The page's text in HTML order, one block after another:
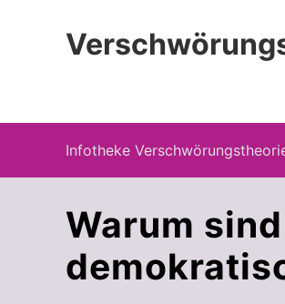
Hauptnavigation
Seitenspalte
Infotheke
Warum